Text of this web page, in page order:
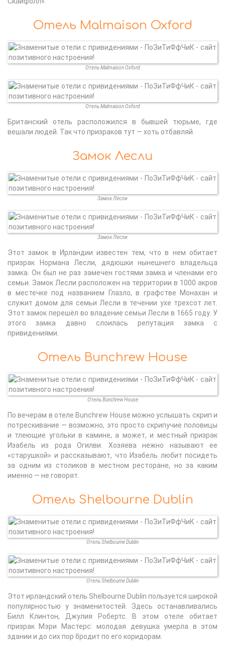
Отель Malmaison Oxford
Отель Malmaison Oxford
Отель Malmaison Oxford
Британский отель расположился в бывшей тюрьме, где
вешали людей. Так что призраков тут — хоть отбавляй.
Замок Лесли
Замок Лесли
Замок Лесли
Этот замок в Ирландии известен тем, что в нем обитает
призрак Нормана Лесли, дядюшки нынешнего владельца
замка. Он был не раз замечен гостями замка и членами его
семьи. Замок Лесли расположен на территории в 1000 акров
в местечке под названием Глазло, в графстве Монахан и
служит домом для семьи Лесли в течении ухе трехсот лет.
Этот замок перешёл во владение семьи Лесли в 1665 году. У
этого замка давно слоилась репутация замка с
привидениями.
Отель Bunchrew House
Отель Bunchrew House
По вечерам в отеле Bunchrew House можно услышать скрип и
потрескивание — возможно, это просто скрипучие половицы
и тлеющие угольки в камине, а может, и местный призрак
Изабель из рода Огилви. Хозяева нежно называют ее
«старушкой» и рассказывают, что Изабель любит посидеть
за одним из столиков в местном ресторане, но за каким
именно — не говорят.
Отель Shelbourne Dublin
Отель Shelbourne Dublin
Отель Shelbourne Dublin
Этот ирландский отель Shelbourne Dublin пользуется широкой
популярностью у знаменитостей. Здесь останавливались
Билл Клинтон, Джулия Робертс. В этом отеле обитает
призрак Мэри Мастерс: молодая девушка умерла в этом
здании и до сих пор бродит по его коридорам.